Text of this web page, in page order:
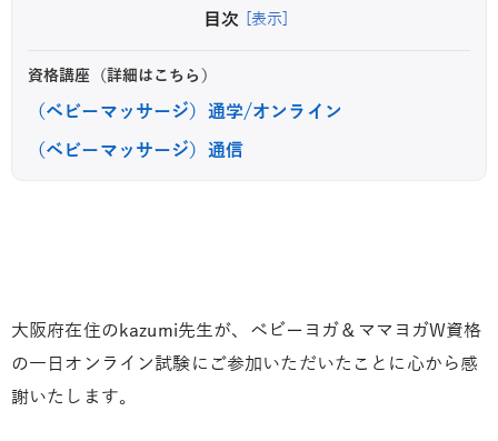
目次 [表示]
資格講座（詳細はこちら）
（ベビーマッサージ）通学/オンライン
（ベビーマッサージ）通信
大阪府在住のkazumi先生が、ベビーヨガ＆ママヨガW資格
の一日オンライン試験にご参加いただいたことに心から感
謝いたします。